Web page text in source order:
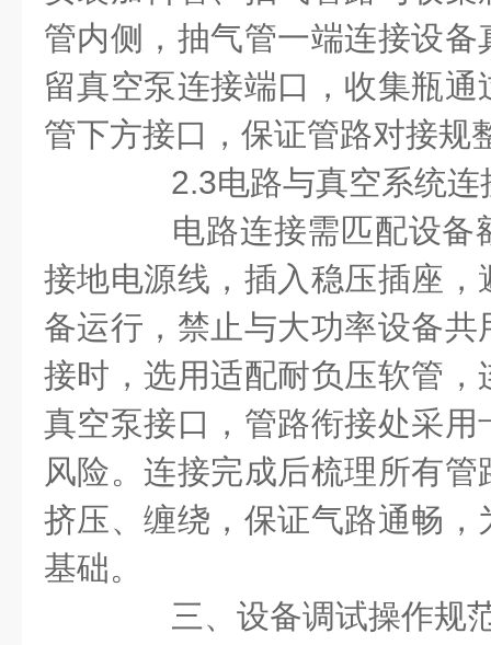
管内侧，抽气管一端连接设
留真空泵连接端口，收集瓶
管下方接口，保证管路对接规
2.3电路与真空系统连
电路连接需匹配设备
接地电源线，插入稳压插座
备运行，禁止与大功率设备
接时，选用适配耐负压软管
真空泵接口，管路衔接处采
风险。连接完成后梳理所有
挤压、缠绕，保证气路通畅
基础。
三、设备调试操作规